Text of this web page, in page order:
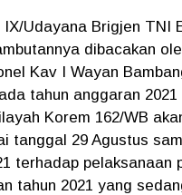
Udayana Brigjen TNI
dibacakan
Kav I Wayan
tahun anggaran
Korem 162/WB
tanggal 29 Agustus
terhadap pelaksanaan
tahun 2021 yang